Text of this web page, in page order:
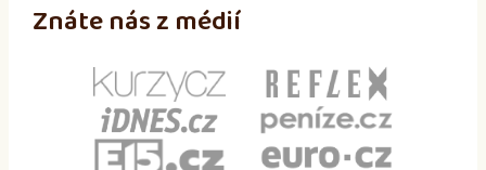
Znáte nás z médií